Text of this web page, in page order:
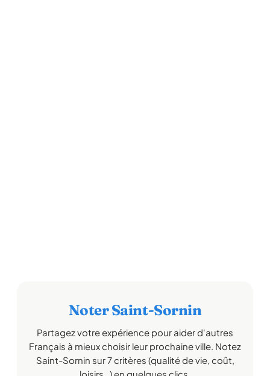
Noter Saint-Sornin
Partagez votre expérience pour aider d'autres
Français à mieux choisir leur prochaine ville. Notez
Saint-Sornin sur 7 critères (qualité de vie, coût,